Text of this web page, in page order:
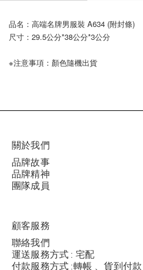
品名：高端名牌男服裝 A634 (附封條)
尺寸：29.5公分*38公分*3公分
※注意事項：顏色隨機出貨
關於我們
品牌故事
品牌精神
團隊成員
顧客服務
聯絡我們
運送服務方式 : 宅配
付款服務方式 :轉帳 、貨到付款